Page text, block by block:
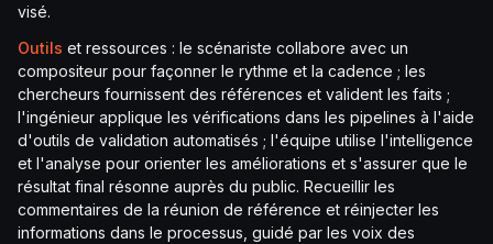
visé.
Outils et ressources : le scénariste collabore avec un
compositeur pour façonner le rythme et la cadence ; les
chercheurs fournissent des références et valident les faits ;
l'ingénieur applique les vérifications dans les pipelines à l'aide
d'outils de validation automatisés ; l'équipe utilise l'intelligence
et l'analyse pour orienter les améliorations et s'assurer que le
résultat final résonne auprès du public. Recueillir les
commentaires de la réunion de référence et réinjecter les
informations dans le processus, guidé par les voix des